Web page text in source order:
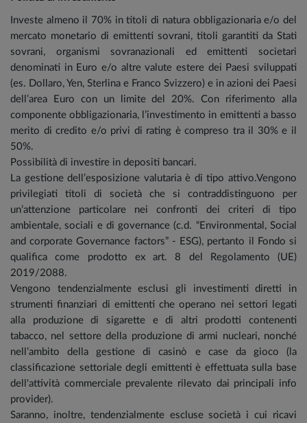
Investe almeno il 70% in titoli di natura obbligazionaria e/o del
mercato monetario di emittenti sovrani, titoli garantiti da Stati
sovrani, organismi sovranazionali ed emittenti societari
denominati in Euro e/o altre valute estere dei Paesi sviluppati
(es. Dollaro, Yen, Sterlina e Franco Svizzero) e in azioni dei Paesi
dell’area Euro con un limite del 20%. Con riferimento alla
componente obbligazionaria, l’investimento in emittenti a basso
merito di credito e/o privi di rating è compreso tra il 30% e il
50%.
Possibilità di investire in depositi bancari.
La gestione dell’esposizione valutaria è di tipo attivo.Vengono
privilegiati titoli di società che si contraddistinguono per
un’attenzione particolare nei confronti dei criteri di tipo
ambientale, sociali e di governance (c.d. “Environmental, Social
and corporate Governance factors” - ESG), pertanto il Fondo si
qualifica come prodotto ex art. 8 del Regolamento (UE)
2019/2088.
Vengono tendenzialmente esclusi gli investimenti diretti in
strumenti finanziari di emittenti che operano nei settori legati
alla produzione di sigarette e di altri prodotti contenenti
tabacco, nel settore della produzione di armi nucleari, nonché
nell’ambito della gestione di casinò e case da gioco (la
classificazione settoriale degli emittenti è effettuata sulla base
dell'attività commerciale prevalente rilevato dai principali info
provider).
Saranno, inoltre, tendenzialmente escluse società i cui ricavi